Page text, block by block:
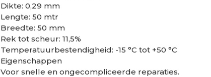
Dikte: 0,29 mm
Lengte: 50 mtr
Breedte: 50 mm
Rek tot scheur: 11,5%
Temperatuurbestendigheid: -15 °C tot +50 °C
Eigenschappen
Voor snelle en ongecompliceerde reparaties.